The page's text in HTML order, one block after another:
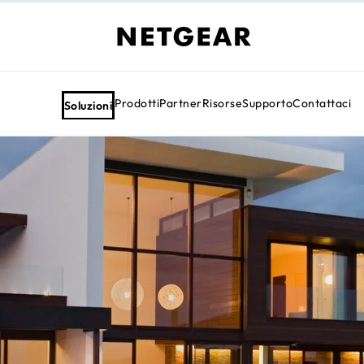
Soluzioni ProdottiPartnerRisorseSupportoContattaci